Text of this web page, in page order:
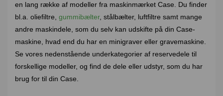
en lang række af modeller fra maskinmærket Case. Du finder
bl.a. oliefiltre, gummibælter, stålbælter, luftfiltre samt mange
andre maskindele, som du selv kan udskifte på din Case-
maskine, hvad end du har en minigraver eller gravemaskine.
Se vores nedenstående underkategorier af reservedele til
forskellige modeller, og find de dele eller udstyr, som du har
brug for til din Case.